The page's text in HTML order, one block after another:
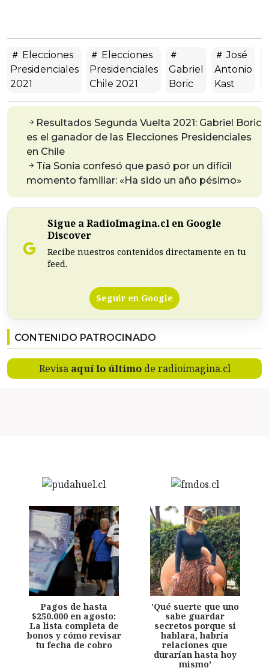
Elecciones
Presidenciales
2021
Elecciones
Presidenciales
Chile 2021
Gabriel
Boric
José
Antonio
Kast
Resultados Segunda Vuelta 2021: Gabriel Boric
es el ganador de las Elecciones Presidenciales
en Chile
Tía Sonia confesó que pasó por un difícil
momento familiar: «Ha sido un año pésimo»
Sigue a RadioImagina.cl en Google
Discover
Recibe nuestros contenidos directamente en tu
feed.
Seguir en Google
CONTENIDO PATROCINADO
Revisa aquí lo últimode radioimagina.cl
Pagos de hasta
$250.000 en agosto:
La lista completa de
bonos y cómo revisar
tu fecha de cobro
'Qué suerte que uno
sabe guardar
secretos porque si
hablara, habría
relaciones que
durarían hasta hoy
mismo'